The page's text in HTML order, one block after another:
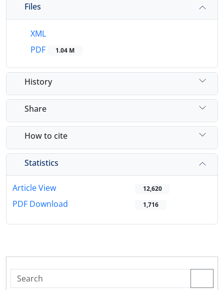
Files
XML
PDF
1.04 M
History
Share
How to cite
Statistics
Article View 12,620
PDF Download 1,716